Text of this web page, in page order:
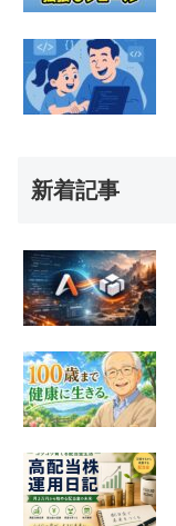
新着記事